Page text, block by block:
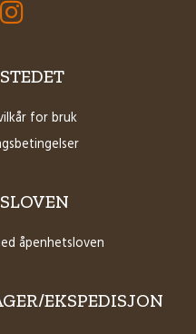
for bruk
åpenhetsloven
EKSPEDISJON